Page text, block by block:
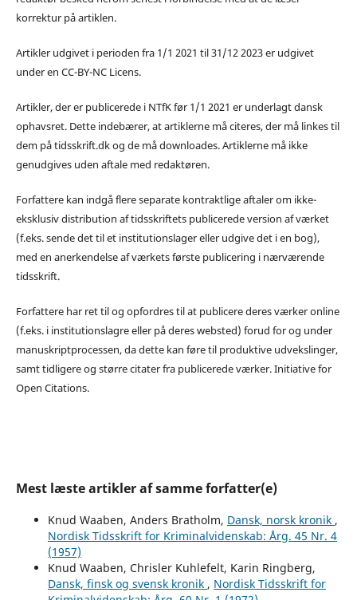
korrektur på artiklen.
Artikler udgivet i perioden fra 1/1 2021 til 31/12 2023 er udgivet
under en CC-BY-NC Licens.
Artikler, der er publicerede i NTfK før 1/1 2021 er underlagt dansk
ophavsret. Dette indebærer, at artiklerne må citeres, der må linkes til
dem på tidsskrift.dk og de må downloades. Artiklerne må ikke
genudgives uden aftale med redaktøren.
Forfattere kan indgå flere separate kontraktlige aftaler om ikke-
eksklusiv distribution af tidsskriftets publicerede version af værket
(f.eks. sende det til et institutionslager eller udgive det i en bog),
med en anerkendelse af værkets første publicering i nærværende
tidsskrift.
Forfattere har ret til og opfordres til at publicere deres værker online
(f.eks. i institutionslagre eller på deres websted) forud for og under
manuskriptprocessen, da dette kan føre til produktive udvekslinger,
samt tidligere og større citater fra publicerede værker. Initiative for
Open Citations.
Mest læste artikler af samme forfatter(e)
Knud Waaben, Anders Bratholm, Dansk, norsk kronik ,
Nordisk Tidsskrift for Kriminalvidenskab: Årg. 45 Nr. 4
(1957)
Knud Waaben, Chrisler Kuhlefelt, Karin Ringberg,
Dansk, finsk og svensk kronik , Nordisk Tidsskrift for